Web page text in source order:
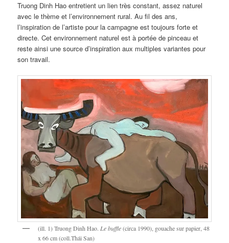
Truong Dinh Hao entretient un lien très constant, assez naturel
avec le thème et l’environnement rural. Au fil des ans,
l’inspiration de l’artiste pour la campagne est toujours forte et
directe. Cet environnement naturel est à portée de pinceau et
reste ainsi une source d’inspiration aux multiples variantes pour
son travail.
(ill. 1) Truong Dinh Hao.Le buffle(circa 1990), gouache sur papier, 48
x 66 cm (coll.Thái San)